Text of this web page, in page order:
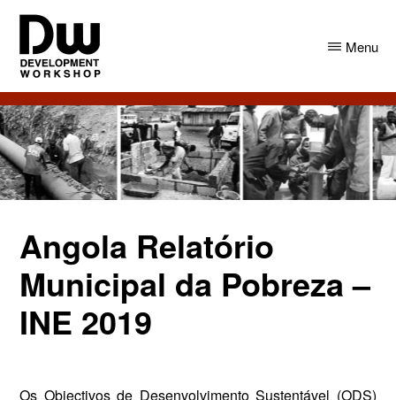
Skip
main
content
Skip
primary
sidebar
DW
Angola
Development
Workshop
Angola
Menu
Angola Relatório
Municipal da Pobreza –
INE 2019
Os Objectivos de Desenvolvimento Sustentável (ODS)